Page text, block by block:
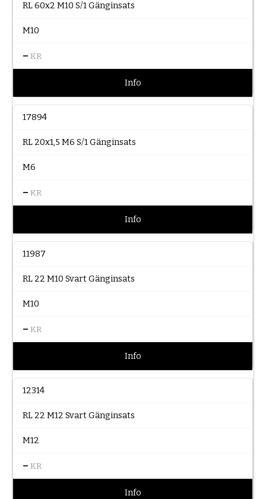
RL 60x2 M10 S/1 Gänginsats
M10
– KR
Info
17894
RL 20x1,5 M6 S/1 Gänginsats
M6
– KR
Info
11987
RL 22 M10 Svart Gänginsats
M10
– KR
Info
12314
RL 22 M12 Svart Gänginsats
M12
– KR
Info